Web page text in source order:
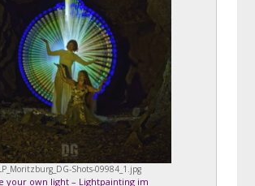
Shots-09984_1.jpg
your own light – Lightpainting im